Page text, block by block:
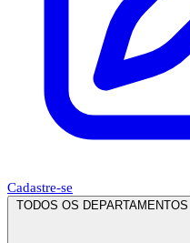
Cadastre-se
TODOS OS DEPARTAMENTOS